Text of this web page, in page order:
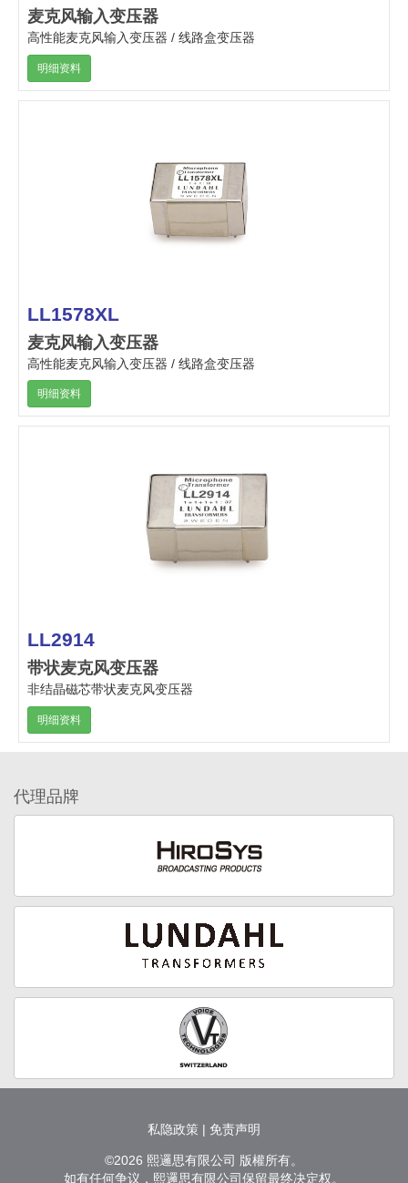
麦克风输入变压器
高性能麦克风输入变压器 / 线路盒变压器
明细资料
LL1578XL
麦克风输入变压器
高性能麦克风输入变压器 / 线路盒变压器
明细资料
LL2914
带状麦克风变压器
非结晶磁芯带状麦克风变压器
明细资料
代理品牌
私隐政策 | 免责声明
©2026 熙邏思有限公司 版權所有。
如有任何争议，熙邏思有限公司保留最终决定权。